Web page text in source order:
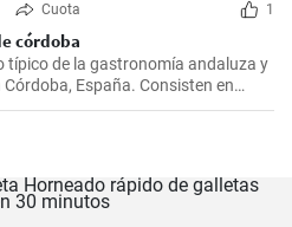
Cuota 1
córdoba
típico de la gastronomía andaluza y
España. Consisten en
de cerdo empanados y fritos. Son
acompañados con papas fritas y